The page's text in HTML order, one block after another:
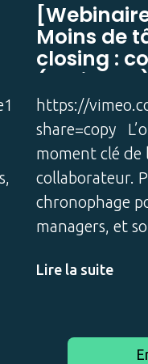
Moins de
closing :
(vraiment)
https://
share=copy
moment clé de
collaborateur.
chronophage
managers, et
Lire la suite